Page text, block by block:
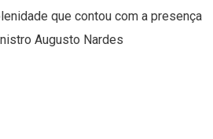
que contou com a presença
Augusto Nardes